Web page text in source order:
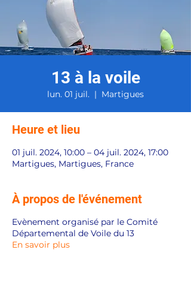
13 à la voile
lun. 01 juil.
  |
Martigues
Heure et lieu
01 juil. 2024, 10:00 – 04 juil. 2024, 17:00
Martigues, Martigues, France
À propos de l'événement
Evènement organisé par le Comité
Départemental de Voile du 13
En savoir plus